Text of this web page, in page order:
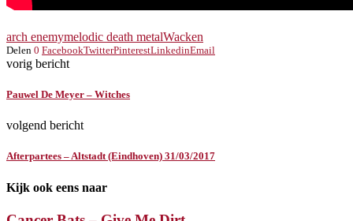
arch enemymelodic death metalWacken
Delen 0 FacebookTwitterPinterestLinkedinEmail
vorig bericht
Pauwel De Meyer – Witches
volgend bericht
Afterpartees – Altstadt (Eindhoven) 31/03/2017
Kijk ook eens naar